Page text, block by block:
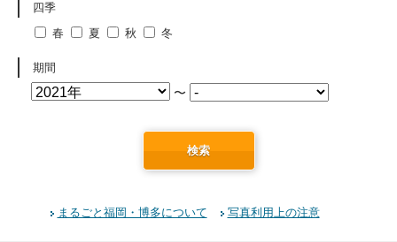
四季
春
夏 秋 冬
期間
〜
検索
まるごと福岡・博多について 写真利用上の注意